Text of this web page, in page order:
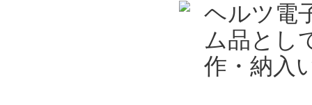
ヘルツ電
ム品とし
作・納入